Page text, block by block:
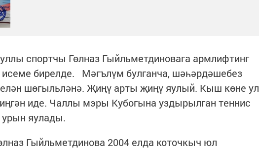
спортчы Гөлназ Гыйльметдиновага армлифтинг
бирелде. Мәгълүм булганча, шәһәрдәшебез
шөгыльләнә. Җиңү арты җиңү яулый. Кыш көне ул
иде. Чаллы мэры Кубогына уздырылган теннис
яулады.
Гыйльметдинова 2004 елда коточкыч юл